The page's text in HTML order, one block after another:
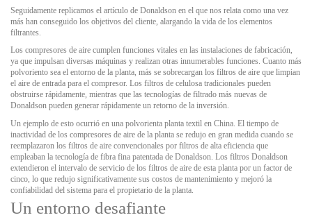
Seguidamente replicamos el artículo de Donaldson en el que nos relata como una vez
más han conseguido los objetivos del cliente, alargando la vida de los elementos
filtrantes.
Los compresores de aire cumplen funciones vitales en las instalaciones de fabricación,
ya que impulsan diversas máquinas y realizan otras innumerables funciones. Cuanto más
polvoriento sea el entorno de la planta, más se sobrecargan los filtros de aire que limpian
el aire de entrada para el compresor. Los filtros de celulosa tradicionales pueden
obstruirse rápidamente, mientras que las tecnologías de filtrado más nuevas de
Donaldson pueden generar rápidamente un retorno de la inversión.
Un ejemplo de esto ocurrió en una polvorienta planta textil en China. El tiempo de
inactividad de los compresores de aire de la planta se redujo en gran medida cuando se
reemplazaron los filtros de aire convencionales por filtros de alta eficiencia que
empleaban la tecnología de fibra fina patentada de Donaldson. Los filtros Donaldson
extendieron el intervalo de servicio de los filtros de aire de esta planta por un factor de
cinco, lo que redujo significativamente sus costos de mantenimiento y mejoró la
confiabilidad del sistema para el propietario de la planta.
Un entorno desafiante